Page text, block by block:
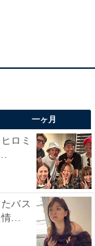
一ヶ月
ロミ
バス
...